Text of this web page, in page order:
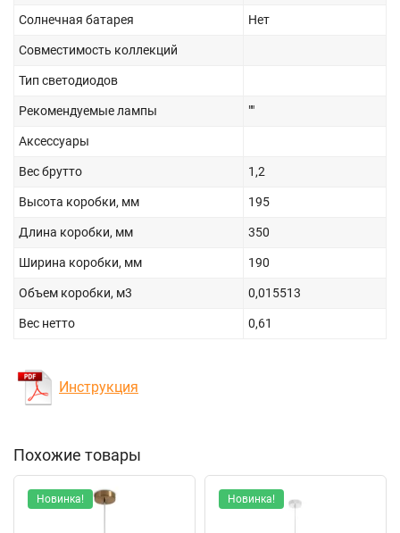
Солнечная батарея Нет
Совместимость коллекций
Тип светодиодов
Рекомендуемые лампы ""
Аксессуары
Вес брутто 1,2
Высота коробки, мм 195
Длина коробки, мм 350
Ширина коробки, мм 190
Объем коробки, м3 0,015513
Вес нетто 0,61
Инструкция
Похожие товары
Новинка! Новинка!